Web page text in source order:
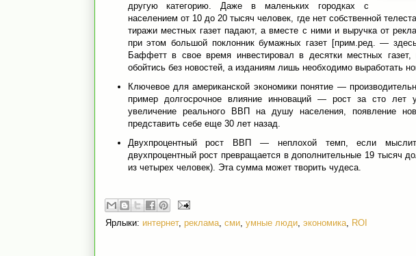
другую категорию. Даже в маленьких городках с
населением от 10 до 20 тысяч человек, где нет собственной
тиражи местных газет падают, а вместе с ними и выручка от
при этом большой поклонник бумажных газет [прим.ред. —
Баффетт в свое время инвестировал в десятки местных
обойтись без новостей, а изданиям лишь необходимо выработать
Ключевое для американской экономики понятие —
пример долгосрочное влияние инноваций — рост за сто лет
увеличение реального ВВП на душу населения, появление
представить себе еще 30 лет назад.
Двухпроцентный рост ВВП — неплохой темп, если
двухпроцентный рост превращается в дополнительные 19 тысяч
из четырех человек). Эта сумма может творить чудеса.
Ярлыки: интернет, реклама сми умные люди экономика ROI